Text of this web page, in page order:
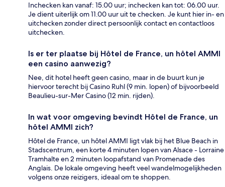
Inchecken kan vanaf: 15.00 uur; inchecken kan tot: 06.00 uur.
Je dient uiterlijk om 11.00 uur uit te checken. Je kunt hier in- en
uitchecken zonder direct persoonlijk contact en contactloos
uitchecken.
Is er ter plaatse bij Hôtel de France, un hôtel AMMI
een casino aanwezig?
Nee, dit hotel heeft geen casino, maar in de buurt kun je
hiervoor terecht bij Casino Ruhl (9 min. lopen) of bijvoorbeeld
Beaulieu-sur-Mer Casino (12 min. rijden).
In wat voor omgeving bevindt Hôtel de France, un
hôtel AMMI zich?
Hôtel de France, un hôtel AMMI ligt vlak bij het Blue Beach in
Stadscentrum, een korte 4 minuten lopen van Alsace - Lorraine
Tramhalte en 2 minuten loopafstand van Promenade des
Anglais. De lokale omgeving heeft veel wandelmogelijkheden
volgens onze reizigers, ideaal om te shoppen.